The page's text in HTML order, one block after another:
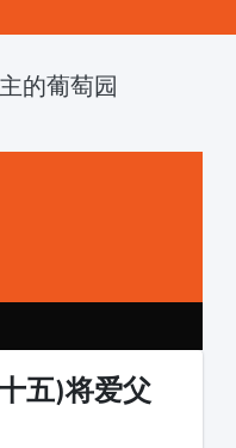
的葡萄园
五)将爱父